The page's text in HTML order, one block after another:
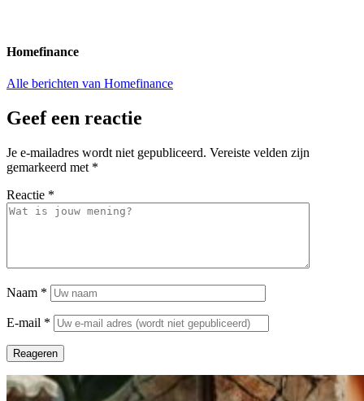
Homefinance
Alle berichten van Homefinance
Geef een reactie
Je e-mailadres wordt niet gepubliceerd. Vereiste velden zijn
gemarkeerd met *
Reactie *
Naam *
E-mail *
Reageren